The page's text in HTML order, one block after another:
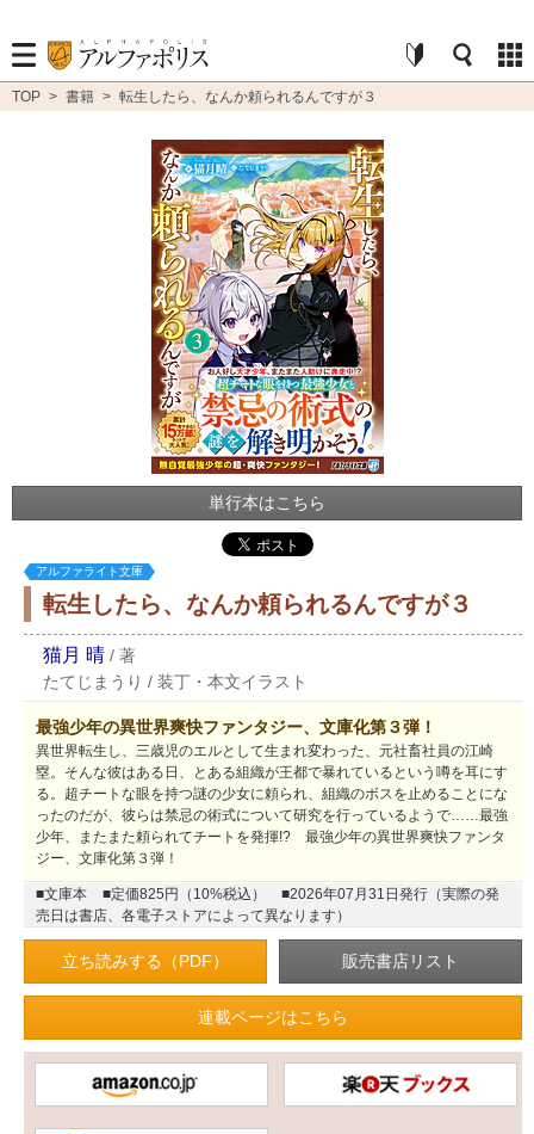
TOP > 書籍 > 転生したら、なんか頼られるんですが３
単行本はこちら
アルファライト文庫
転生したら、なんか頼られるんですが３
猫月 晴 / 著
たてじまうり / 装丁・本文イラスト
最強少年の異世界爽快ファンタジー、文庫化第３弾！
異世界転生し、三歳児のエルとして生まれ変わった、元社畜社員の江崎
塁。そんな彼はある日、とある組織が王都で暴れているという噂を耳にす
る。超チートな眼を持つ謎の少女に頼られ、組織のボスを止めることにな
ったのだが、彼らは禁忌の術式について研究を行っているようで……最強
少年、またまた頼られてチートを発揮!? 最強少年の異世界爽快ファンタ
ジー、文庫化第３弾！
■文庫本 ■定価825円（10%税込）
■2026年07月31日発行（実際の発
売日は書店、各電子ストアによって異なります）
立ち読みする（PDF）
連載ページはこちら